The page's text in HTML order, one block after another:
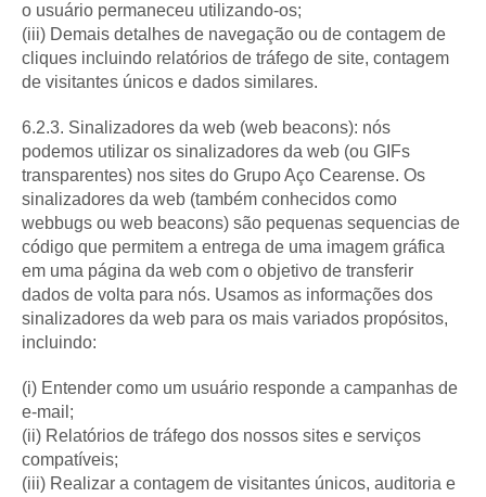
o usuário permaneceu utilizando-os;
(iii) Demais detalhes de navegação ou de contagem de
cliques incluindo relatórios de tráfego de site, contagem
de visitantes únicos e dados similares.
6.2.3. Sinalizadores da web (web beacons): nós
podemos utilizar os sinalizadores da web (ou GIFs
transparentes) nos sites do Grupo Aço Cearense. Os
sinalizadores da web (também conhecidos como
webbugs ou web beacons) são pequenas sequencias de
código que permitem a entrega de uma imagem gráfica
em uma página da web com o objetivo de transferir
dados de volta para nós. Usamos as informações dos
sinalizadores da web para os mais variados propósitos,
incluindo:
(i) Entender como um usuário responde a campanhas de
e-mail;
(ii) Relatórios de tráfego dos nossos sites e serviços
compatíveis;
(iii) Realizar a contagem de visitantes únicos, auditoria e